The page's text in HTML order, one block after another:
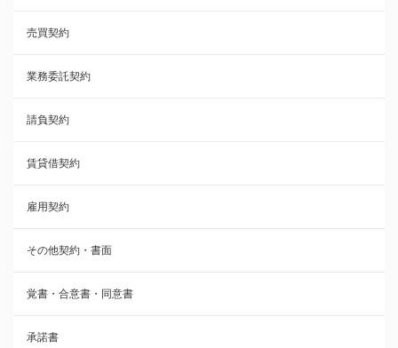
承諾書
雇用契約
その他契約・書面
売買契約
株主総会議事録・関連書類
請負契約
フランチャイズ契約
賃貸借契約
売買契約
業務委託契約
請負契約
賃貸借契約
雇用契約
その他契約・書面
覚書・合意書・同意書
承諾書